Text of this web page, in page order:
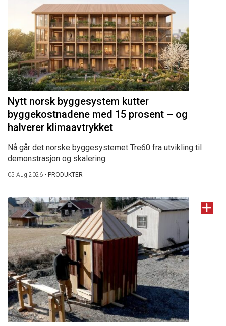
Nytt norsk byggesystem kutter
byggekostnadene med 15 prosent – og
halverer klimaavtrykket
Nå går det norske byggesystemet Tre60 fra utvikling til
demonstrasjon og skalering.
05 Aug 2026 • PRODUKTER